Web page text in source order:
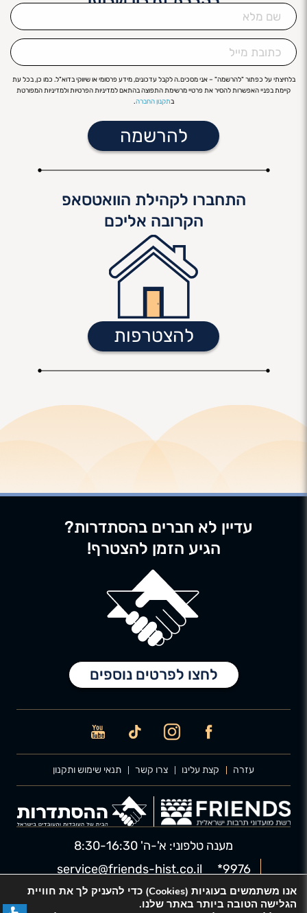
שם
מלא
כתובת
מייל
בלחיצתי על כפתור "להרשמה" – אני מסכים.ה לקבל עדכונים, מידע פרסומי או שיווקי בדוא"ל. כמו כן, בכל עת
קיימת בפניי האפשרות להסיר את פרטיי מרשימת התפוצה בהתאם למדיניות הפרטיות ולמדיניות המפורטת
בתקנון החברה.
התחברו לקהילת הוואטסאפ
הקרובה אליכם
להצטרפות
עדיין לא חברים בהסתדרות?
הגיע הזמן להצטרף!
לחצו לפרטים נוספים
ICON
ICON
ICON
ICON
עזרה קצת עלינו צרו קשר תנאי שימוש ותקנון
service@friends-hist.co.il 9976*
מענה טלפוני: א'-ה' 8:30-16:30
אנו משתמשים בעוגיות (Cookies) כדי להעניק לך את חוויית
הגלישה הטובה ביותר באתר שלנו.